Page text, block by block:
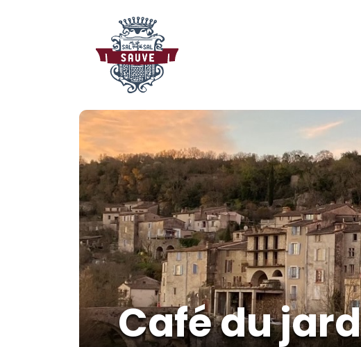
Café du